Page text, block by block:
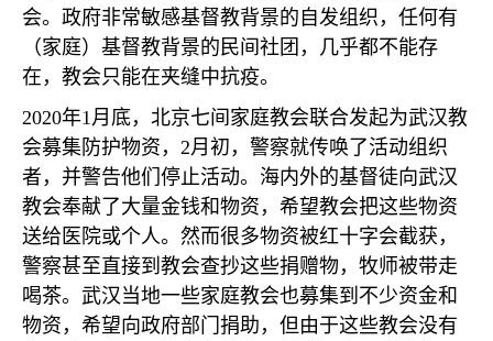
会。政府非常敏感基督教背景的自发组织，任何有
（家庭）基督教背景的民间社团，几乎都不能存
在，教会只能在夹缝中抗疫。
2020年1月底，北京七间家庭教会联合发起为武汉教
会募集防护物资， 2月初，警察就传唤了活动组织
者，并警告他们停止活动。海内外的基督徒向武汉
教会奉献了大量金钱和物资，希望教会把这些物资
送给医院或个人。然而很多物资被红十字会截获，
警察甚至直接到教会查抄这些捐赠物，牧师被带走
喝茶。武汉当地一些家庭教会也募集到不少资金和
物资，希望向政府部门捐助，但由于这些教会没有